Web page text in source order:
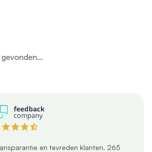
en tevreden klanten. 265